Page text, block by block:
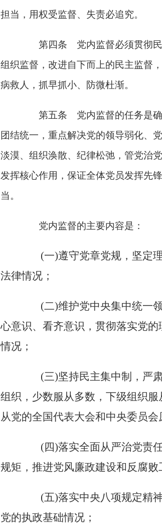
担当，用权受监督、失责必追究。
第四条 党内监督必须贯彻民
组织监督，改进自下而上的民主监督
病救人，抓早抓小、防微杜渐。
第五条 党内监督的任务是确
团结统一，重点解决党的领导弱化、
淡漠、组织涣散、纪律松弛，管党治
发挥核心作用，保证全体党员发挥先
当。
党内监督的主要内容是：
(一)遵守党章党规，坚定理
法律情况；
(二)维护党中央集中统一领
心意识、看齐意识，贯彻落实党
情况；
(三)坚持民主集中制，严肃
组织，少数服从多数，下级组织
从党的全国代表大会和中央委员会
(四)落实全面从严治党责任
规矩，推进党风廉政建设和反腐败
(五)落实中央八项规定精神
党的执政基础情况；